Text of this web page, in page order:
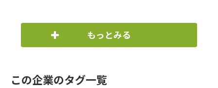
もっとみる
この企業のタグ一覧